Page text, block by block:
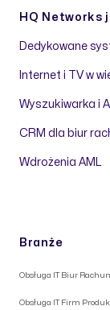
HQ Networks
Dedykowane
Internet i TV w
Wyszukiwarka i
CRM dla biur
Wdrożenia AML
Branże
Obsługa IT Biur
Obsługa IT Firm